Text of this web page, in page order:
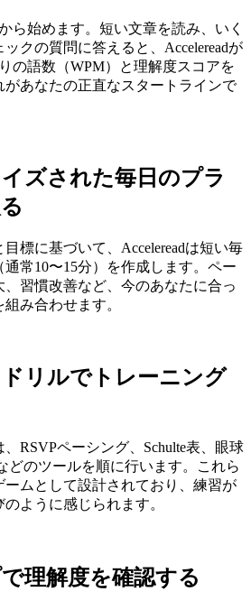
ら始めます。短い文章を読み、いく
クの質問に答えると、Accelereadが
の語数（WPM）と理解度スコアを
があなたの正直なスタートラインで
ズされた毎日のプラ
標に基づいて、Accelereadは短い毎
通常10〜15分）を作成します。ペー
、習慣改善など、今のあなたに合っ
み合わせます。
リルでトレーニング
RSVPペーシング、Schulte表、眼球
どのツールを順に行います。これら
ームとして設計されており、練習が
ように感じられます。
理解度を確認する